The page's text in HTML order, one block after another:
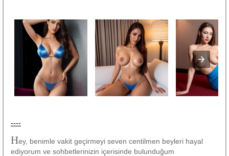
----
Hey, benimle vakit geçirmeyi seven centilmen beyleri hayal
ediyorum ve sohbetlerinizin içerisinde bulunduğum